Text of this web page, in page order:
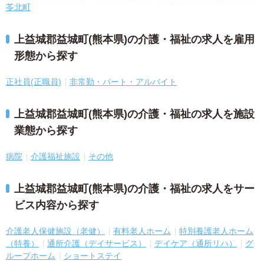
苓北町
上益城郡益城町(熊本県)の介護・福祉の求人を雇用
形態から探す
正社員(正職員) 非常勤・パート・アルバイト
上益城郡益城町(熊本県)の介護・福祉の求人を施設
業態から探す
病院 介護福祉施設 その他
上益城郡益城町(熊本県)の介護・福祉の求人をサー
ビス内容から探す
介護老人保健施設（老健） 有料老人ホーム
特別養護老人ホーム
（特養）
通所介護（デイサービス） デイケア（通所リハ）
グ
ループホーム
ショートステイ